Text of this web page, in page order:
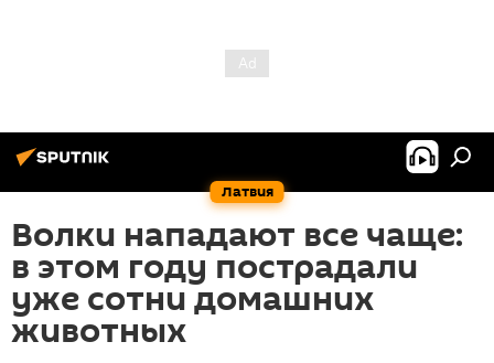
Латвия
Волки нападают все чаще:
в этом году пострадали
уже сотни домашних
животных